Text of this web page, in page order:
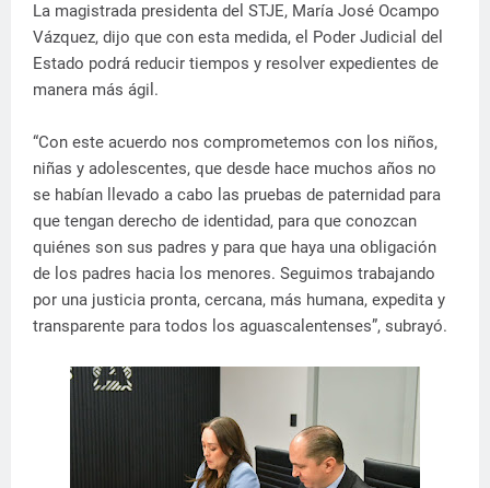
La magistrada presidenta del STJE, María José Ocampo
Vázquez, dijo que con esta medida, el Poder Judicial del
Estado podrá reducir tiempos y resolver expedientes de
manera más ágil.
“Con este acuerdo nos comprometemos con los niños,
niñas y adolescentes, que desde hace muchos años no
se habían llevado a cabo las pruebas de paternidad para
que tengan derecho de identidad, para que conozcan
quiénes son sus padres y para que haya una obligación
de los padres hacia los menores. Seguimos trabajando
por una justicia pronta, cercana, más humana, expedita y
transparente para todos los aguascalentenses”, subrayó.